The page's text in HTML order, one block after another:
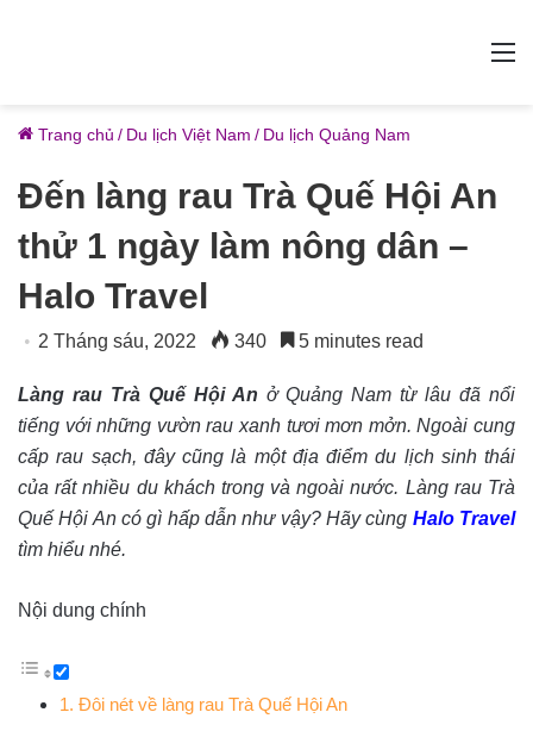
Trang chủ / Du lịch Việt Nam / Du lịch Quảng Nam
Đến làng rau Trà Quế Hội An
thử 1 ngày làm nông dân –
Halo Travel
2 Tháng sáu, 2022 340 5 minutes read
Làng rau Trà Quế Hội An ở Quảng Nam từ lâu đã nổi
tiếng với những vườn rau xanh tươi mơn mởn. Ngoài cung
cấp rau sạch, đây cũng là một địa điểm du lịch sinh thái
của rất nhiều du khách trong và ngoài nước. Làng rau Trà
Quế Hội An có gì hấp dẫn như vậy? Hãy cùng Halo Travel
tìm hiểu nhé.
Nội dung chính
1. Đôi nét về làng rau Trà Quế Hội An